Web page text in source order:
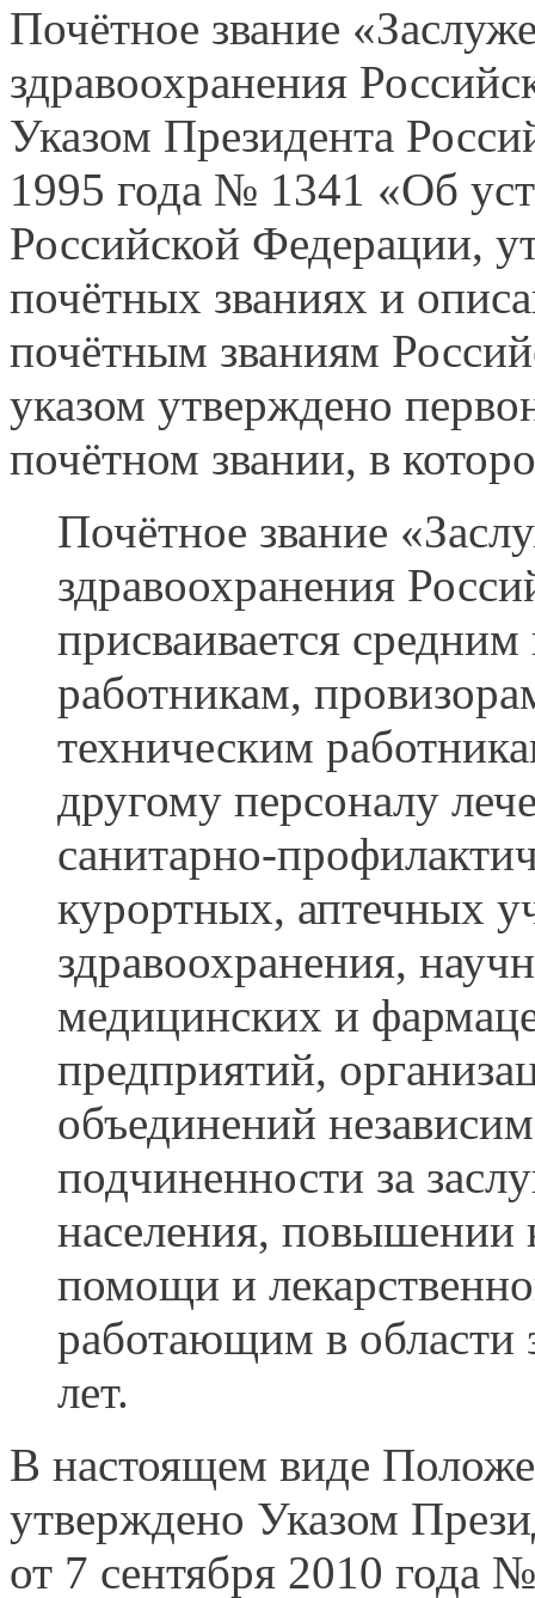
Почётное звание
здравоохранения
Указом Президента
1995 года № 1341 «Об
Российской Федерации,
почётных званиях и
почётным званиям
указом утверждено
почётном звании, в
Почётное звание
здравоохранения
присваивается
работникам,
техническим
другому персоналу
санитарно-
курортных, аптечных
здравоохранения,
медицинских и
предприятий,
объединений
подчиненности за
населения, повышении
помощи и
работающим в области
лет.
В настоящем виде
утверждено Указом
от 7 сентября 2010 года